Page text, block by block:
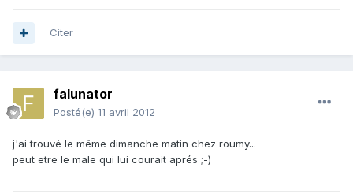
Citer
falunator
Posté(e) 11 avril 2012
j'ai trouvé le même dimanche matin chez roumy...
peut etre le male qui lui courait aprés ;-)